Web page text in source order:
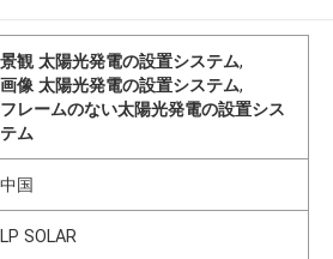
景観 太陽光発電の設置システム,
画像 太陽光発電の設置システム,
フレームのない太陽光発電の設置シス
テム
中国
LP SOLAR